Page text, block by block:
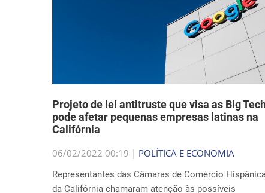
Projeto de lei antitruste que visa as Big
pode afetar pequenas empresas latinas na
Califórnia
06/02/2022 00:19 | POLÍTICA E ECONOMIA
Representantes das Câmaras de Comércio
da Califórnia chamaram atenção às possíveis